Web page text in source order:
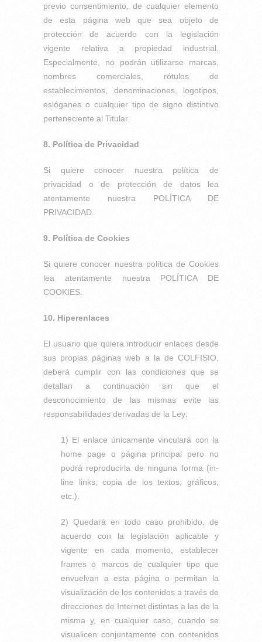
previo consentimiento, de cualquier elemento
de esta página web que sea objeto de
protección de acuerdo con la legislación
vigente relativa a propiedad industrial.
Especialmente, no podrán utilizarse marcas,
nombres comerciales, rótulos de
establecimientos, denominaciones, logotipos,
eslóganes o cualquier tipo de signo distintivo
perteneciente al Titular.
8. Política de Privacidad
Si quiere conocer nuestra política de
privacidad o de protección de datos lea
atentamente nuestra POLÍTICA DE
PRIVACIDAD.
9. Política de Cookies
Si quiere conocer nuestra política de Cookies
lea atentamente nuestra POLÍTICA DE
COOKIES.
10. Hiperenlaces
El usuario que quiera introducir enlaces desde
sus propias páginas web a la de COLFISIO,
deberá cumplir con las condiciones que se
detallan a continuación sin que el
desconocimiento de las mismas evite las
responsabilidades derivadas de la Ley:
1) El enlace únicamente vinculará con la
home page o página principal pero no
podrá reproducirla de ninguna forma (in-
line links, copia de los textos, gráficos,
etc.).
2) Quedará en todo caso prohibido, de
acuerdo con la legislación aplicable y
vigente en cada momento, establecer
frames o marcos de cualquier tipo que
envuelvan a esta página o permitan la
visualización de los contenidos a través de
direcciones de Internet distintas a las de la
misma y, en cualquier caso, cuando se
visualicen conjuntamente con contenidos